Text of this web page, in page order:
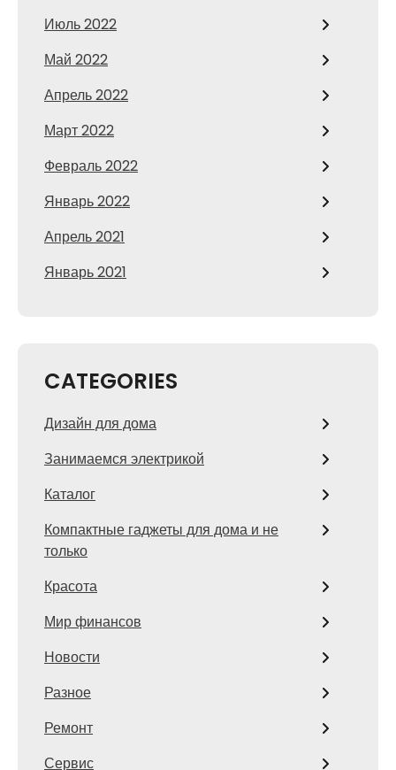
Июль 2022
Май 2022
Апрель 2022
Март 2022
Февраль 2022
Январь 2022
Апрель 2021
Январь 2021
CATEGORIES
Дизайн для дома
Занимаемся электрикой
Каталог
Компактные гаджеты для дома и не
только
Красота
Мир финансов
Новости
Разное
Ремонт
Сервис